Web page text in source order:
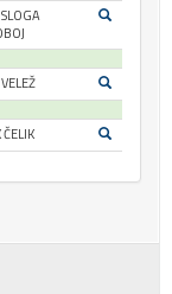
ČELIK